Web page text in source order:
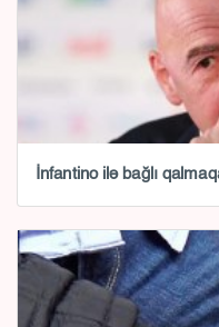
İnfantino ilə bağlı